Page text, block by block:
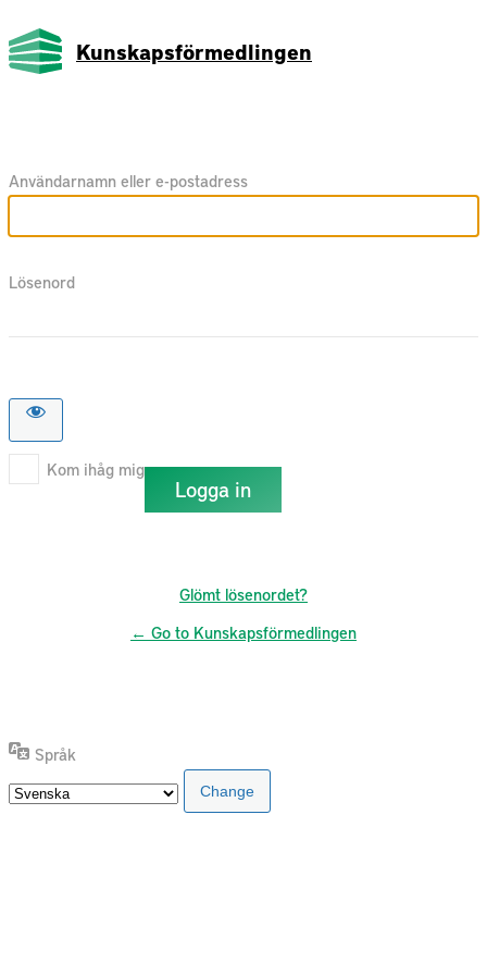
Kunskapsförmedlingen
Användarnamn eller e-postadress
Lösenord
Kom ihåg mig
Glömt lösenordet?
← Go to Kunskapsförmedlingen
Språk